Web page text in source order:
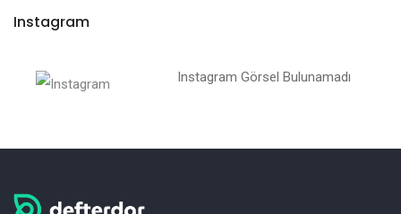
Instagram
Instagram Görsel Bulunamadı